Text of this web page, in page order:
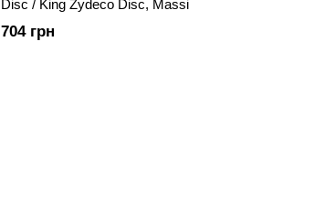
Disc / King Zydeco Disc, Massi
704 грн